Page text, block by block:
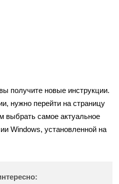
получите новые инструкции.
нужно перейти на страницу
выбрать самое актуальное
Windows, установленной на